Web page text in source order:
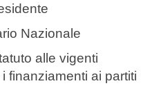
Nazionale
alle vigenti
finanziamenti ai partiti